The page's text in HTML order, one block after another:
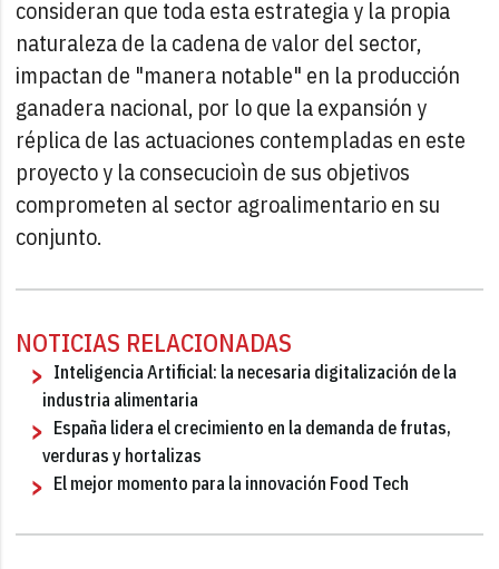
consideran que toda esta estrategia y la propia
naturaleza de la cadena de valor del sector,
impactan de "manera notable" en la producción
ganadera nacional, por lo que la expansión y
réplica de las actuaciones contempladas en este
proyecto y la consecucioìn de sus objetivos
comprometen al sector agroalimentario en su
conjunto.
NOTICIAS RELACIONADAS
Inteligencia Artificial: la necesaria digitalización de la
industria alimentaria
España lidera el crecimiento en la demanda de frutas,
verduras y hortalizas
El mejor momento para la innovación Food Tech